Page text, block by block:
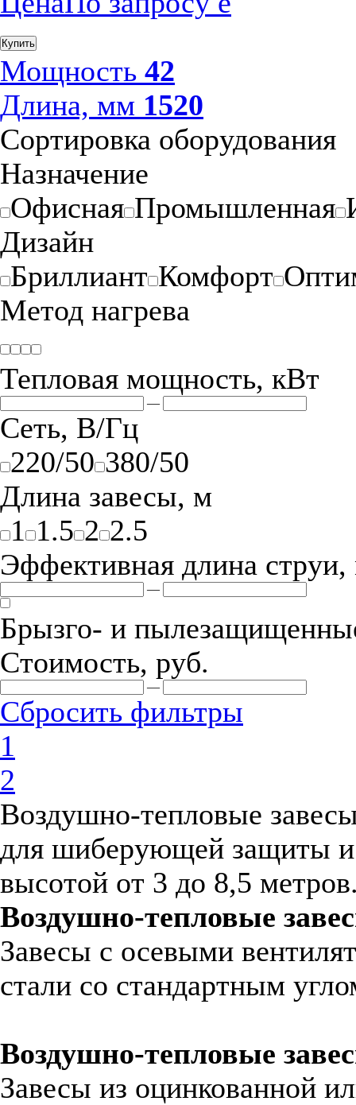
Купить
Мощность 42
Длина, мм 1520
Сортировка оборудования
Назначение
Офисная Промышленная
Дизайн
Бриллиант Комфорт
Метод нагрева
Тепловая мощность, кВт
—
Сеть, В/Гц
220/50 380/50
Длина завесы, м
1 1.5 2 2.5
Эффективная длина
—
Брызго- и
Стоимость, руб.
—
Сбросить фильтры
1
2
Воздушно-тепловые
для шиберующей защиты и
высотой от 3 до 8,5
Воздушно-тепловые
Завесы с осевыми
стали со стандартным
Воздушно-тепловые
Завесы из оцинкованной